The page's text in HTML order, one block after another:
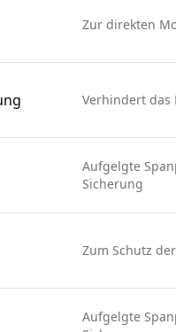
Zur direkten
Verhindert das
Aufgelgte
Sicherung
Zum Schutz
Aufgelgte